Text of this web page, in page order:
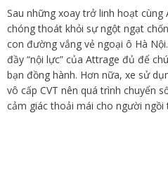
Sau những xoay trở linh hoạt cùng
chóng thoát khỏi sự ngột ngạt
con đường vắng vẻ ngoại ô Hà
đầy “nội lực” của Attrage đủ để
bạn đồng hành. Hơn nữa, xe sử
vô cấp CVT nên quá trình chuyển
cảm giác thoải mái cho người ngồi